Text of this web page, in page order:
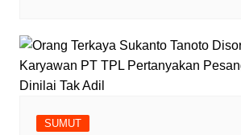
SUMUT